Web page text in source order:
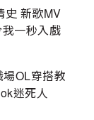
史 新歌MV
一秒入戲
OL穿搭教
迷死人